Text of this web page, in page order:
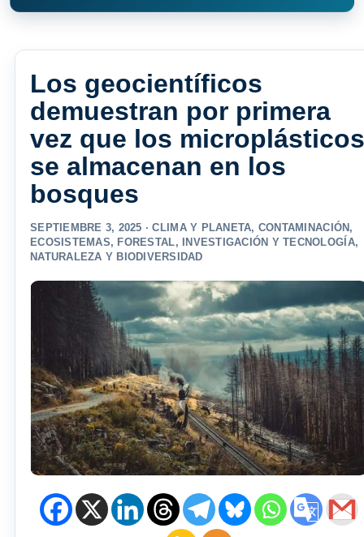
Los geocientíficos
demuestran por primera
vez que los microplásticos
se almacenan en los
bosques
SEPTIEMBRE 3, 2025 ·CLIMA Y PLANETA, CONTAMINACIÓN ,
ECOSISTEMAS, FORESTAL, INVESTIGACIÓN Y TECNOLOGÍA,
NATURALEZA Y BIODIVERSIDAD